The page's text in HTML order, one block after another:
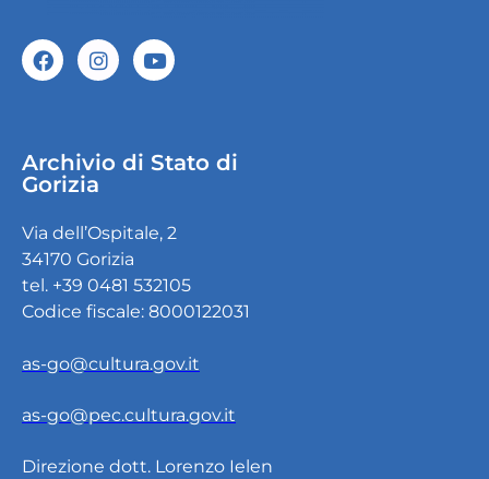
Archivio di Stato di
Gorizia
Via dell’Ospitale, 2
34170 Gorizia
tel. +39 0481 532105
Codice fiscale: 8000122031
as-go@cultura.gov.it
as-go@pec.cultura.gov.it
Direzione dott. Lorenzo Ielen